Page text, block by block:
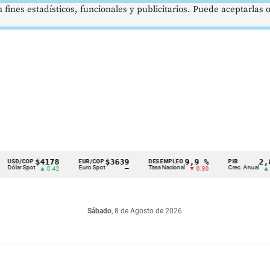
$4178
▲ 0.42
EUR/COP
Euro Spot
$3639
—
DESEMPLEO
Tasa Nacional
9,9 %
▼ 0.30
PIB
Crec. Anual
2,8 %
▲ 0.10
Sábado, 8 de Agosto de 2026
estadísticos, funcionales y publicitarios. Puede aceptarlas